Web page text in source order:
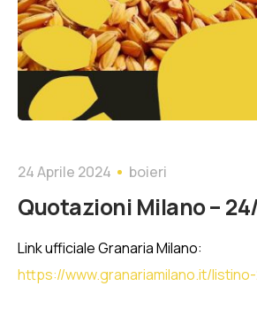
24 Aprile 2024 boieri
Quotazioni Milano –
Link ufficiale Granaria Milano:
https://www.granariamilano.it/